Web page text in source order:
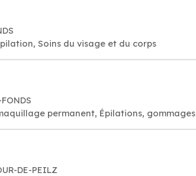
Soins du visage et du corps
être, maquillage permanent, Épilations, gommages
DE-PEILZ